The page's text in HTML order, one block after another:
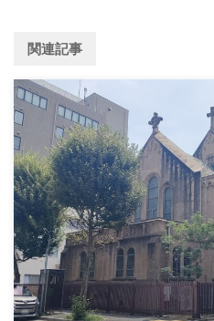
関連記事